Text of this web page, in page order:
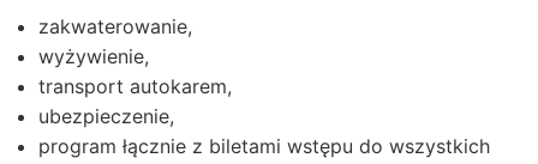
zakwaterowanie,
wyżywienie,
transport autokarem,
ubezpieczenie,
program łącznie z biletami wstępu do wszystkich